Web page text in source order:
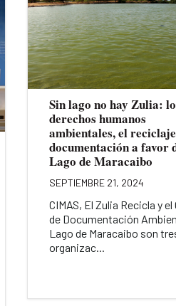
Sin lago no hay Zulia:
derechos humanos
ambientales, el
documentación a favor
Lago de Maracaibo
SEPTIEMBRE 21, 2024
CIMAS, El Zulia Recicla y
de Documentación
Lago de Maracaibo son
organizac...